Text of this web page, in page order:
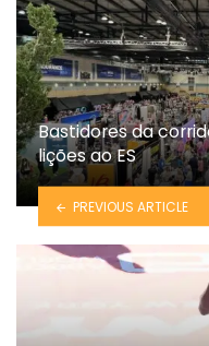
Bastidores da
lições ao ES
PREVIOUS ARTICLE